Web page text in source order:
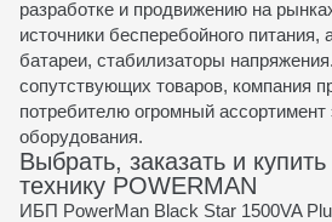
разработке и продвижению на
источники бесперебойного питания,
батареи, стабилизаторы
сопутствующих товаров, компания
потребителю огромный ассортимент
оборудования.
Выбрать, заказать и купить
технику POWERMAN
ИБП PowerMan Black Star 1500VA